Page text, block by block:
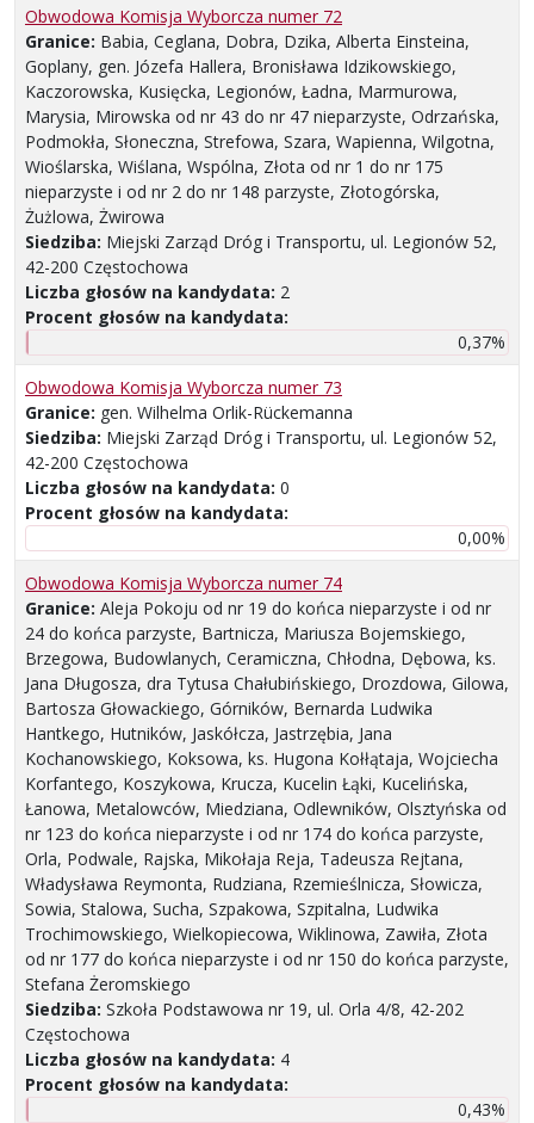
Obwodowa Komisja Wyborcza numer 72
Granice: Babia, Ceglana, Dobra, Dzika, Alberta Einsteina,
Goplany, gen. Józefa Hallera, Bronisława Idzikowskiego,
Kaczorowska, Kusięcka, Legionów, Ładna, Marmurowa,
Marysia, Mirowska od nr 43 do nr 47 nieparzyste, Odrzańska,
Podmokła, Słoneczna, Strefowa, Szara, Wapienna, Wilgotna,
Wioślarska, Wiślana, Wspólna, Złota od nr 1 do nr 175
nieparzyste i od nr 2 do nr 148 parzyste, Złotogórska,
Żużlowa, Żwirowa
Siedziba: Miejski Zarząd Dróg i Transportu, ul. Legionów 52,
42-200 Częstochowa
Liczba głosów na kandydata: 2
Procent głosów na kandydata:
0,37%
Obwodowa Komisja Wyborcza numer 73
Granice: gen. Wilhelma Orlik-Rückemanna
Siedziba: Miejski Zarząd Dróg i Transportu, ul. Legionów 52,
42-200 Częstochowa
Liczba głosów na kandydata: 0
Procent głosów na kandydata:
0,00%
Obwodowa Komisja Wyborcza numer 74
Granice: Aleja Pokoju od nr 19 do końca nieparzyste i od nr
24 do końca parzyste, Bartnicza, Mariusza Bojemskiego,
Brzegowa, Budowlanych, Ceramiczna, Chłodna, Dębowa, ks.
Jana Długosza, dra Tytusa Chałubińskiego, Drozdowa, Gilowa,
Bartosza Głowackiego, Górników, Bernarda Ludwika
Hantkego, Hutników, Jaskółcza, Jastrzębia, Jana
Kochanowskiego, Koksowa, ks. Hugona Kołłątaja, Wojciecha
Korfantego, Koszykowa, Krucza, Kucelin Łąki, Kucelińska,
Łanowa, Metalowców, Miedziana, Odlewników, Olsztyńska od
nr 123 do końca nieparzyste i od nr 174 do końca parzyste,
Orla, Podwale, Rajska, Mikołaja Reja, Tadeusza Rejtana,
Władysława Reymonta, Rudziana, Rzemieślnicza, Słowicza,
Sowia, Stalowa, Sucha, Szpakowa, Szpitalna, Ludwika
Trochimowskiego, Wielkopiecowa, Wiklinowa, Zawiła, Złota
od nr 177 do końca nieparzyste i od nr 150 do końca parzyste,
Stefana Żeromskiego
Siedziba: Szkoła Podstawowa nr 19, ul. Orla 4/8, 42-202
Częstochowa
Liczba głosów na kandydata: 4
Procent głosów na kandydata:
0,43%